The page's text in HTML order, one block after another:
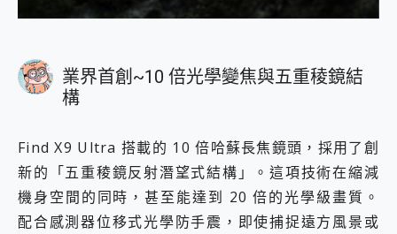
業界首創~10 倍光學變焦與五重稜鏡結
構
Find X9 Ultra 搭載的 10 倍哈蘇長焦鏡頭，採用了創
新的「五重稜鏡反射潛望式結構」。這項技術在縮減
機身空間的同時，甚至能達到 20 倍的光學級畫質。
配合感測器位移式光學防手震，即使捕捉遠方風景或